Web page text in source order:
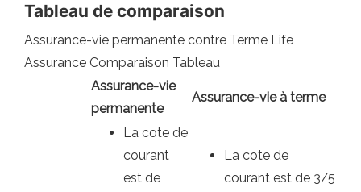
Tableau de comparaison
Assurance-vie permanente contre Terme Life
Assurance Comparaison Tableau
Assurance-vie
permanente
Assurance-vie à terme
La cote de
courant
est de
La cote de
courant est de 3/5